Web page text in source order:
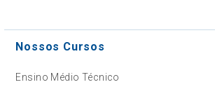
Nossos Cursos
Ensino Médio Técnico